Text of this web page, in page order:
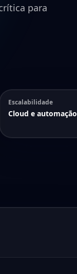
para
Escalabilidade
Cloud e automação